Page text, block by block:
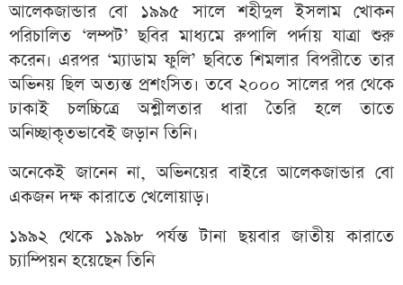
আলেকজান্ডার বো ১৯৯৫ সালে শহীদুল ইসলাম খোকন
পরিচালিত ‌‘লম্পট’ ছবির মাধ্যমে রুপালি পর্দায় যাত্রা শুরু
করেন। এরপর ‘ম্যাডাম ফুলি’ ছবিতে শিমলার বিপরীতে তার
অভিনয় ছিল অত্যন্ত প্রশংসিত। তবে ২০০০ সালের পর থেকে
ঢাকাই চলচ্চিত্রে অশ্লীলতার ধারা তৈরি হলে তাতে
অনিচ্ছাকৃতভাবেই জড়ান তিনি।
অনেকেই জানেন না, অভিনয়ের বাইরে আলেকজান্ডার বো
একজন দক্ষ কারাতে খেলোয়াড়।
১৯৯২ থেকে ১৯৯৮ পর্যন্ত টানা ছয়বার জাতীয় কারাতে
চ্যাম্পিয়ন হয়েছেন তিনি